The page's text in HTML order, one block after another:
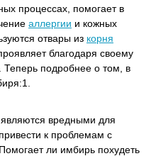
процессах, помогает в
аллергии и кожных
отвары из корня
благодаря своему
Теперь подробнее о том, в
вредными для
к проблемам с
ли имбирь похудеть